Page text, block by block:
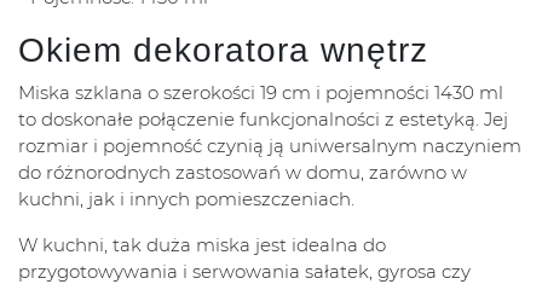
Okiem dekoratora wnętrz
Miska szklana o szerokości 19 cm i pojemności 1430 ml
to doskonałe połączenie funkcjonalności z estetyką. Jej
rozmiar i pojemność czynią ją uniwersalnym naczyniem
do różnorodnych zastosowań w domu, zarówno w
kuchni, jak i innych pomieszczeniach.
W kuchni, tak duża miska jest idealna do
przygotowywania i serwowania sałatek, gyrosa czy